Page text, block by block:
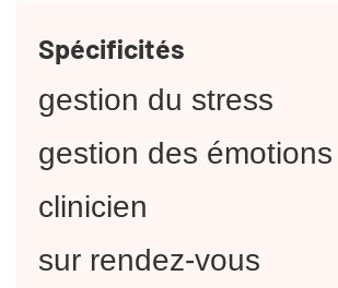
Spécificités
gestion du stress
gestion des émotions
clinicien
sur rendez-vous